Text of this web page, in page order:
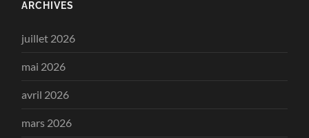
ARCHIVES
juillet 2026
mai 2026
avril 2026
mars 2026